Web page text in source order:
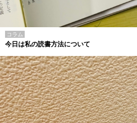
コラム
今日は私の読書方法について